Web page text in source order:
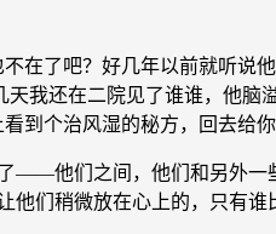
了吧？好几年以前就听说
我还在二院见了谁谁，他脑
到个治风湿的秘方，回去
他们之间，他们和另外一
们稍微放在心上的，只有谁